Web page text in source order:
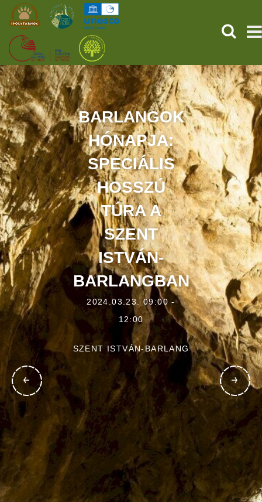
KEZDŐOLDAL
ŐSVILÁGI POMPEJI
SZOLGÁLTATÁSOK
PROGRAMOK
HÍREK
RÓLUNK
ONLINE JEGYVÁSÁRLÁS
BARLANGOK
HÓNAPJA:
SPECIÁLIS
HOSSZÚ
TÚRA A
SZENT
ISTVÁN-
BARLANGBAN
2024.03.23. 09:00 -
12:00
SZENT ISTVÁN-BARLANG